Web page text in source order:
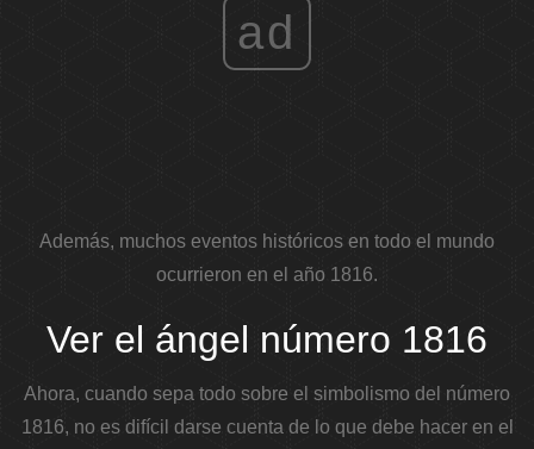
ad
Además, muchos eventos históricos en todo el mundo
ocurrieron en el año 1816.
Ver el ángel número 1816
Ahora, cuando sepa todo sobre el simbolismo del número
1816, no es difícil darse cuenta de lo que debe hacer en el